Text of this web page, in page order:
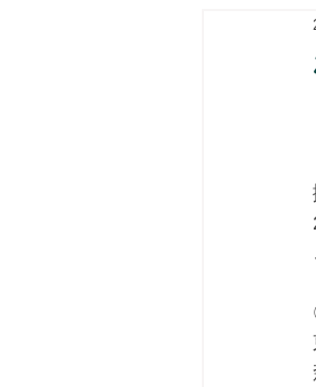
レポート